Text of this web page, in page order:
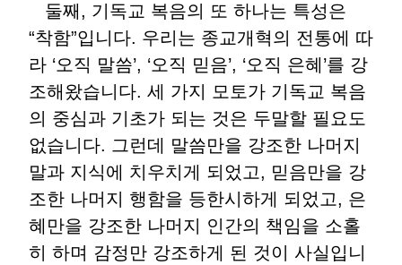
둘째, 기독교 복음의 또 하나는 특성은
“착함”입니다. 우리는 종교개혁의 전통에 따
라 ‘오직 말씀’, ‘오직 믿음’, ‘오직 은혜’를 강
조해왔습니다. 세 가지 모토가 기독교 복음
의 중심과 기초가 되는 것은 두말할 필요도
없습니다. 그런데 말씀만을 강조한 나머지
말과 지식에 치우치게 되었고, 믿음만을 강
조한 나머지 행함을 등한시하게 되었고, 은
혜만을 강조한 나머지 인간의 책임을 소홀
히 하며 감정만 강조하게 된 것이 사실입니